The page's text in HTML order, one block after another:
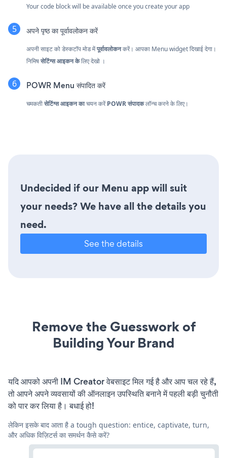
Your code block will be available once you create your app
अपने पृष्ठ का पूर्वावलोकन करें
अपनी साइट को डेस्कटॉप मोड मेंपूर्वावलोकनकरें। आपका Menu widget दिखाई देगा।
निमिषसेटिंग्स आइकन केलिए देखो ।
POWR Menu संपादित करें
चमकतीसेटिंग्स आइकन काचयन करेंPOWR संपादकलॉन्च करने के लिए।
Undecided if our Menu app will suit
your needs? We have all the details you
need.
See the details
Remove the Guesswork of
Building Your Brand
यदि आपको अपनी IM Creator वेबसाइट मिल गई है और आप चल रहे हैं,
तो आपने अपने व्यवसायों की ऑनलाइन उपस्थिति बनाने में पहली बड़ी चुनौती
को पार कर लिया है। बधाई हो!
लेकिन इसके बाद आता है a tough question: entice, captivate, turn,
और अधिक विज़िटर्स का समर्थन कैसे करें?